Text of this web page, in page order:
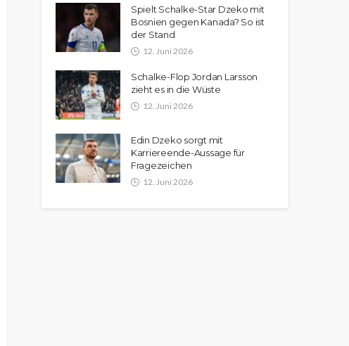
Spielt Schalke-Star Dzeko mit
Bosnien gegen Kanada? So ist
der Stand
12. Juni 2026
Schalke-Flop Jordan Larsson
zieht es in die Wüste
12. Juni 2026
Edin Dzeko sorgt mit
Karriereende-Aussage für
Fragezeichen
12. Juni 2026